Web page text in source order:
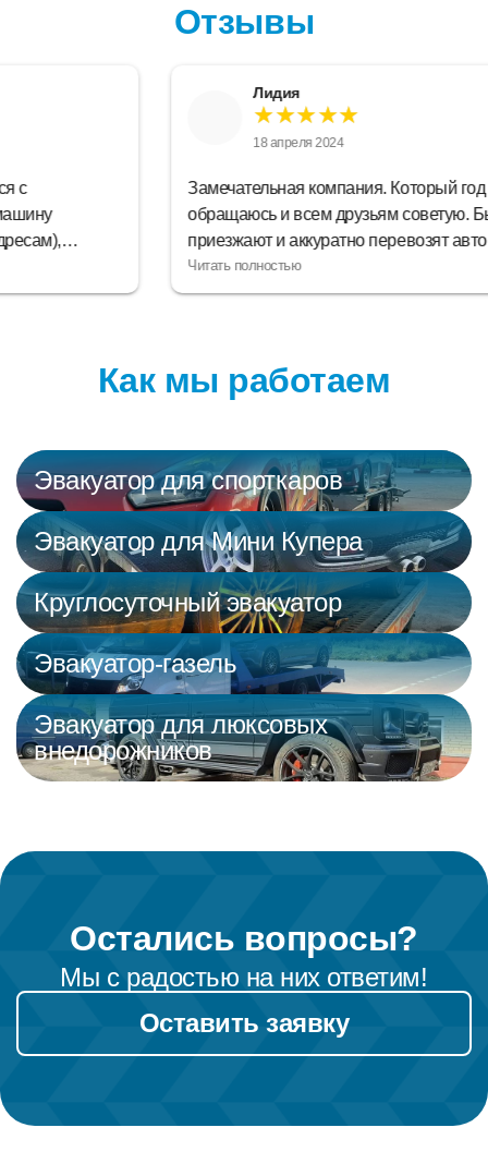
Отзывы
Замечательная компания. Который год уже сюда
обращаюсь и всем друзьям советую. Быстро
приезжают и аккуратно перевозят авто, куда вам надо.
Если с машиной какие-то неполадки, - это лучший
эвакуаторный сервис для нее!
Как мы работаем
Эвакуатор для спорткаров
Эвакуатор для Мини Купера
Круглосуточный эвакуатор
Эвакуатор-газель
Эвакуатор для люксовых
внедорожников
Остались вопросы?
Мы с радостью на них ответим!
Оставить заявку